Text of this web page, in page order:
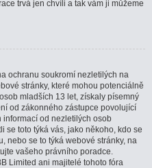
trvá jen chvíli a tak vám ji můžeme
ochranu soukromí nezletilých na
stránky, které mohou potenciálně
mladších 13 let, získaly písemný
od zákonného zástupce povolující
od nezletilých osob
se toto týká vás, jako někoho, kdo se
nebo se to týká webové stránky, na
vašeho právního poradce.
Limited ani majitelé tohoto fóra